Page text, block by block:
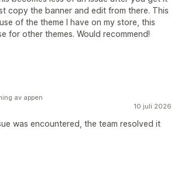
copy the banner and edit from there. This
of the theme I have on my store, this
for other themes. Would recommend!
10 juli 2026
was encountered, the team resolved it
av appen